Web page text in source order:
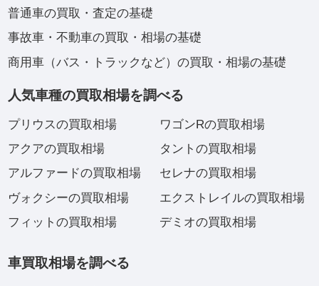
普通車の買取・査定の基礎
事故車・不動車の買取・相場の基礎
商用車（バス・トラックなど）の買取・相場の基礎
人気車種の買取相場を調べる
プリウスの買取相場
アクアの買取相場
アルファードの買取相場
ヴォクシーの買取相場
フィットの買取相場
ワゴンRの買取相場
タントの買取相場
セレナの買取相場
エクストレイルの買取相場
デミオの買取相場
車買取相場を調べる